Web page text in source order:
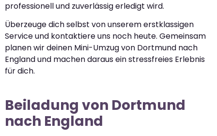
professionell und zuverlässig erledigt wird.
Überzeuge dich selbst von unserem erstklassigen
Service und kontaktiere uns noch heute. Gemeinsam
planen wir deinen Mini-Umzug von Dortmund nach
England und machen daraus ein stressfreies Erlebnis
für dich.
Beiladung von Dortmund
nach England